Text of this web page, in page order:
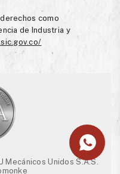
como
de Industria y
Unidos S.A.S.